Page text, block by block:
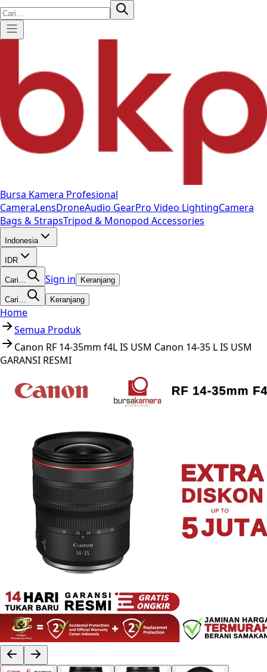
Bursa Kamera Profesional
CameraLensDroneAudio GearPro Video LightingCamera
Bags & StrapsTripod & Monopod Accessories
Indonesia
IDR
Cari… Sign in Keranjang
Cari… Keranjang
Home
Semua Produk
Canon RF 14-35mm f4L IS USM Canon 14-35 L IS USM
GARANSI RESMI